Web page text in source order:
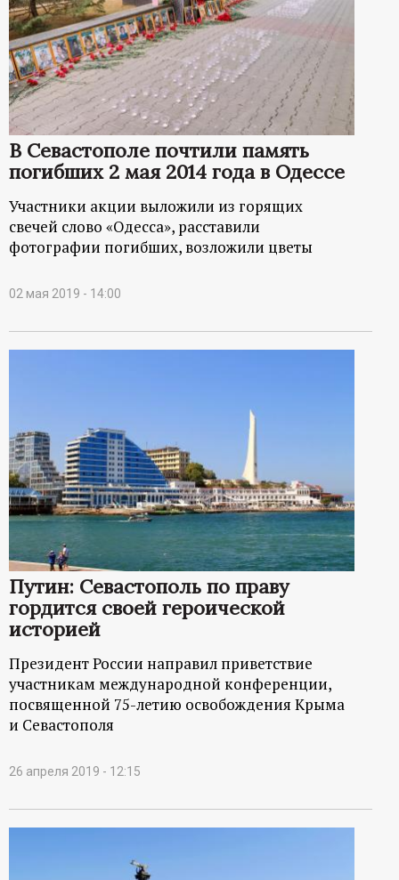
В Севастополе почтили память
погибших 2 мая 2014 года в Одессе
Участники акции выложили из горящих
свечей слово «Одесса», расставили
фотографии погибших, возложили цветы
02 мая 2019 - 14:00
Путин: Севастополь по праву
гордится своей героической
историей
Президент России направил приветствие
участникам международной конференции,
посвященной 75-летию освобождения Крыма
и Севастополя
26 апреля 2019 - 12:15